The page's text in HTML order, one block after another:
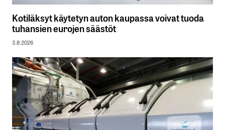
Kotiläksyt käytetyn auton kaupassa voivat tuoda
tuhansien eurojen säästöt
3.8.2026